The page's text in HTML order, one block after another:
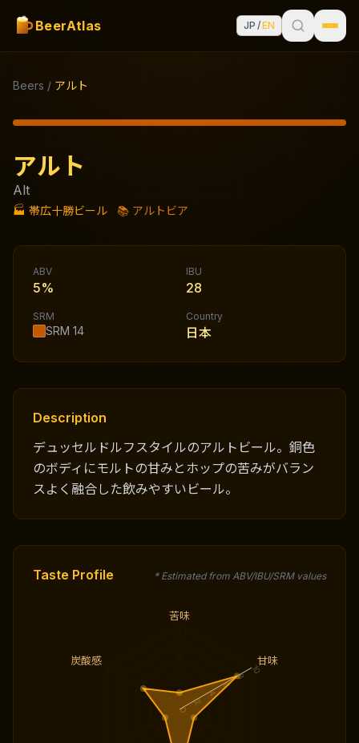
BeerAtlas JP /EN
Beers / アルト
アルト
Alt
🏭 帯広十勝ビール 📚 アルトビア
ABV
5%
IBU
28
SRM
SRM 14
Country
日本
Description
デュッセルドルフスタイルのアルトビール。銅色
のボディにモルトの甘みとホップの苦みがバラン
スよく融合した飲みやすいビール。
Taste Profile * Estimated from ABV/IBU/SRM values
苦味
甘味
炭酸感
0
2
4
6
8
10